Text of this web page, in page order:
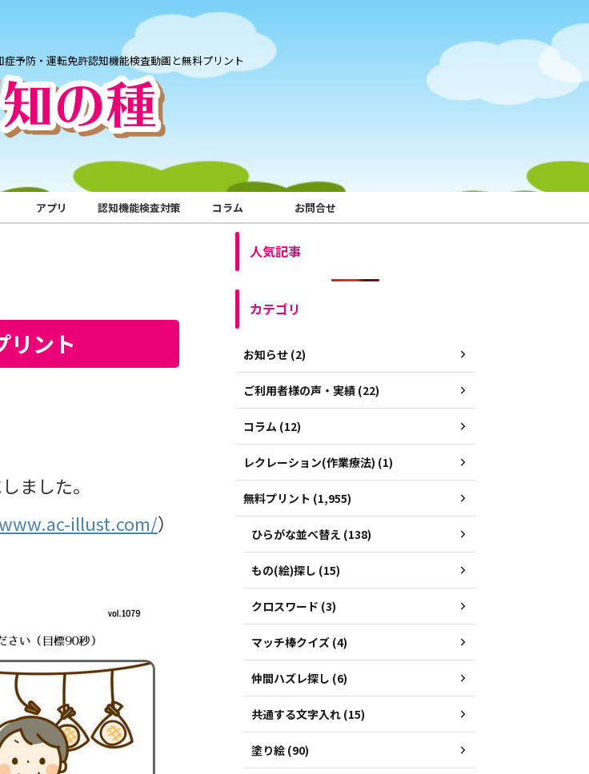
予防・運転免許認知機能検査動画と無料プリント
アプリ 認知機能検査対策 コラム お問合せ
リント
ました。
illust.com/）
人気記事
カテゴリ
お知らせ (2)
ご利用者様の声・実績 (22)
コラム (12)
レクレーション(作業療法) (1)
無料プリント (1,955)
ひらがな並べ替え (138)
もの(絵)探し (15)
クロスワード (3)
マッチ棒クイズ (4)
仲間ハズレ探し (6)
共通する文字入れ (15)
塗り絵 (90)